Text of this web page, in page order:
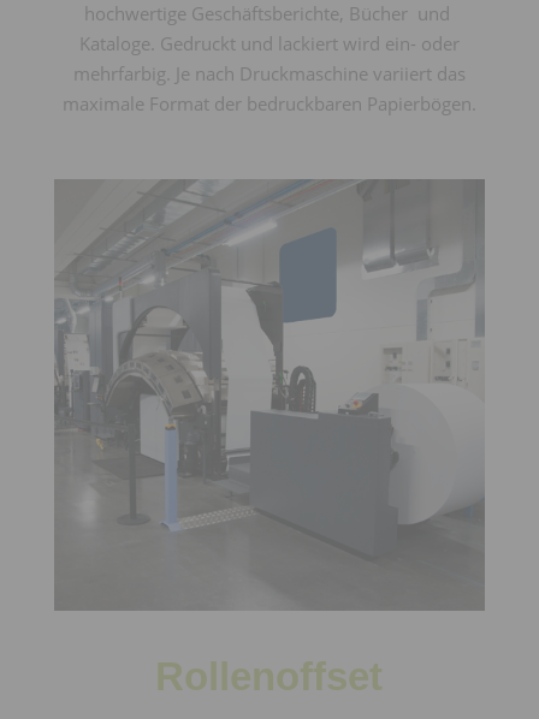
hochwertige Geschäftsberichte, Bücher und
Kataloge. Gedruckt und lackiert wird ein- oder
mehrfarbig. Je nach Druckmaschine variiert das
maximale Format der bedruckbaren Papierbögen.
Rollenoffset